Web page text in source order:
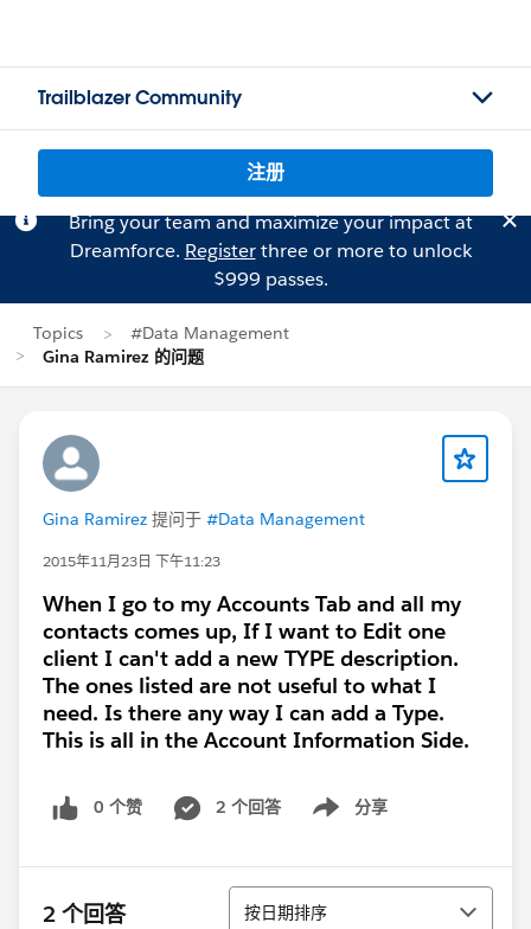
Trailblazer Community
注册
Bring your team and maximize your impact at
Dreamforce. Registerthree or more to unlock
$999 passes.
Topics
#Data Management
Gina Ramirez 的问题
Gina Ramirez 提问于 #Data Management
2015年11月23日 下午11:23
When I go to my Accounts Tab and all my
contacts comes up, If I want to Edit one
client I can't add a new TYPE description.
The ones listed are not useful to what I
need. Is there any way I can add a Type.
This is all in the Account Information Side.
0 个赞 2 个回答 分享
Show menu
2 个回答 排序
按日期排序